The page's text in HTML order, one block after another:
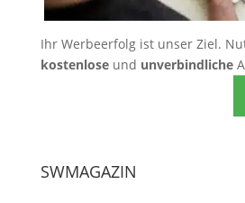
Ihr Werbeerfolg ist unser Ziel.
kostenloseund unverbindliche
SWMAGAZIN